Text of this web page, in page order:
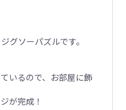
グソーパズルです。
いるので、お部屋に飾
が完成！